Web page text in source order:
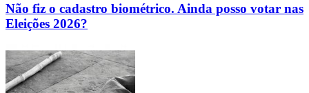
Não fiz o cadastro biométrico. Ainda posso votar nas
Eleições 2026?